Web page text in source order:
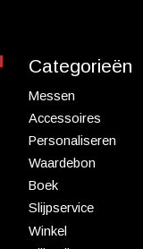
Categorieën
Messen
Accessoires
Personaliseren
Waardebon
Boek
Slijpservice
Winkel